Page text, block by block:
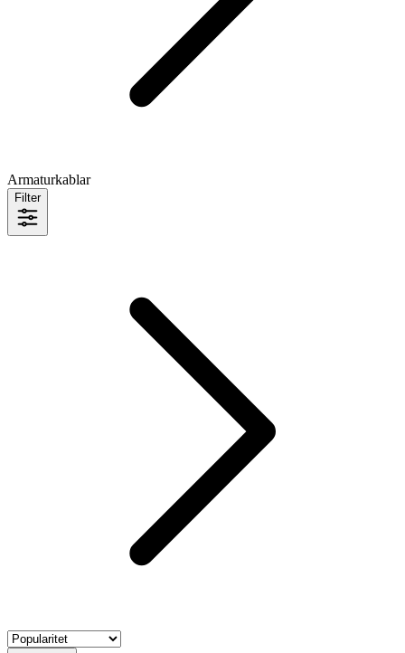
Armaturkablar
Filter